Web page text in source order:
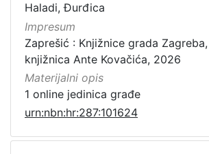
Haladi, Đurđica
Impresum
Zaprešić : Knjižnice grada
knjižnica Ante Kovačića, 2026
Materijalni opis
1 online jedinica građe
urn:nbn:hr:287:101624